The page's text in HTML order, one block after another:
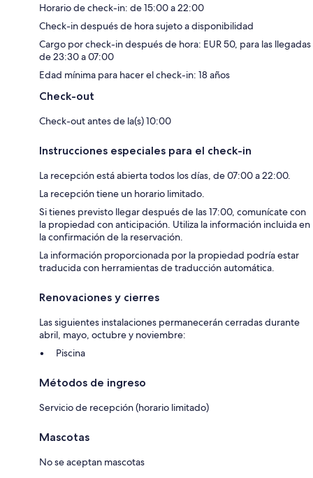
Horario de check-in: de 15:00 a 22:00
Check-in después de hora sujeto a disponibilidad
Cargo por check-in después de hora: EUR 50, para las llegadas
de 23:30 a 07:00
Edad mínima para hacer el check-in: 18 años
Check-out
Check-out antes de la(s) 10:00
Instrucciones especiales para el check-in
La recepción está abierta todos los días, de 07:00 a 22:00.
La recepción tiene un horario limitado.
Si tienes previsto llegar después de las 17:00, comunícate con
la propiedad con anticipación. Utiliza la información incluida en
la confirmación de la reservación.
La información proporcionada por la propiedad podría estar
traducida con herramientas de traducción automática.
Renovaciones y cierres
Las siguientes instalaciones permanecerán cerradas durante
abril, mayo, octubre y noviembre:
Piscina
Métodos de ingreso
Servicio de recepción (horario limitado)
Mascotas
No se aceptan mascotas